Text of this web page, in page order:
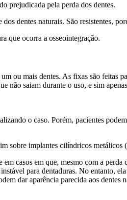
prejudicada pela perda dos dentes.
dentes naturais. São resistentes,
que ocorra a osseointegração.
ou mais dentes. As fixas são feitas
não saiam durante o uso, e sim
o caso. Porém, pacientes
sobre implantes cilíndricos metálicos
casos em que, mesmo com a
para dentaduras. No entanto,
dar aparência parecida aos